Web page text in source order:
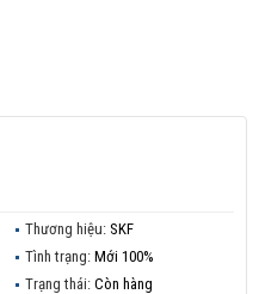
Thương hiệu: SKF
Tình trạng: Mới 100%
Trạng thái: Còn hàng